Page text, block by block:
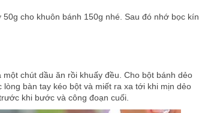
cho khuôn bánh 150g nhé. Sau đó nhớ bọc kín
chút dầu ăn rồi khuấy đều. Cho bột bánh dẻo
bàn tay kéo bột và miết ra xa tới khi mịn dẻo
khi bước và công đoạn cuối.